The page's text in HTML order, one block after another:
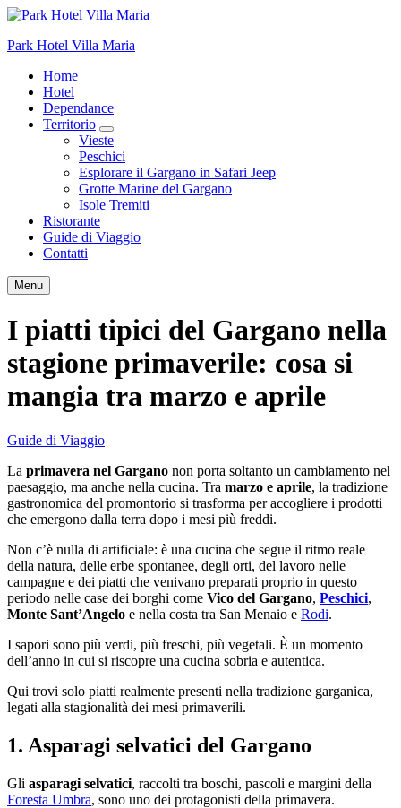
Park Hotel Villa Maria
Home
Hotel
Dependance
Territorio
Vieste
Peschici
Esplorare il Gargano in Safari Jeep
Grotte Marine del Gargano
Isole Tremiti
Ristorante
Guide di Viaggio
Contatti
Menu
I piatti tipici del Gargano nella
stagione primaverile: cosa si
mangia tra marzo e aprile
Guide di Viaggio
La primavera nel Gargano non porta soltanto un cambiamento nel
paesaggio, ma anche nella cucina. Tra marzo e aprile, la tradizione
gastronomica del promontorio si trasforma per accogliere i prodotti
che emergono dalla terra dopo i mesi più freddi.
Non c’è nulla di artificiale: è una cucina che segue il ritmo reale
della natura, delle erbe spontanee, degli orti, del lavoro nelle
campagne e dei piatti che venivano preparati proprio in questo
periodo nelle case dei borghi come Vico del Gargano, Peschici,
Monte Sant’Angelo e nella costa tra San Menaio e Rodi.
I sapori sono più verdi, più freschi, più vegetali. È un momento
dell’anno in cui si riscopre una cucina sobria e autentica.
Qui trovi solo piatti realmente presenti nella tradizione garganica,
legati alla stagionalità dei mesi primaverili.
1. Asparagi selvatici del Gargano
Gli asparagi selvatici, raccolti tra boschi, pascoli e margini della
Foresta Umbra, sono uno dei protagonisti della primavera.